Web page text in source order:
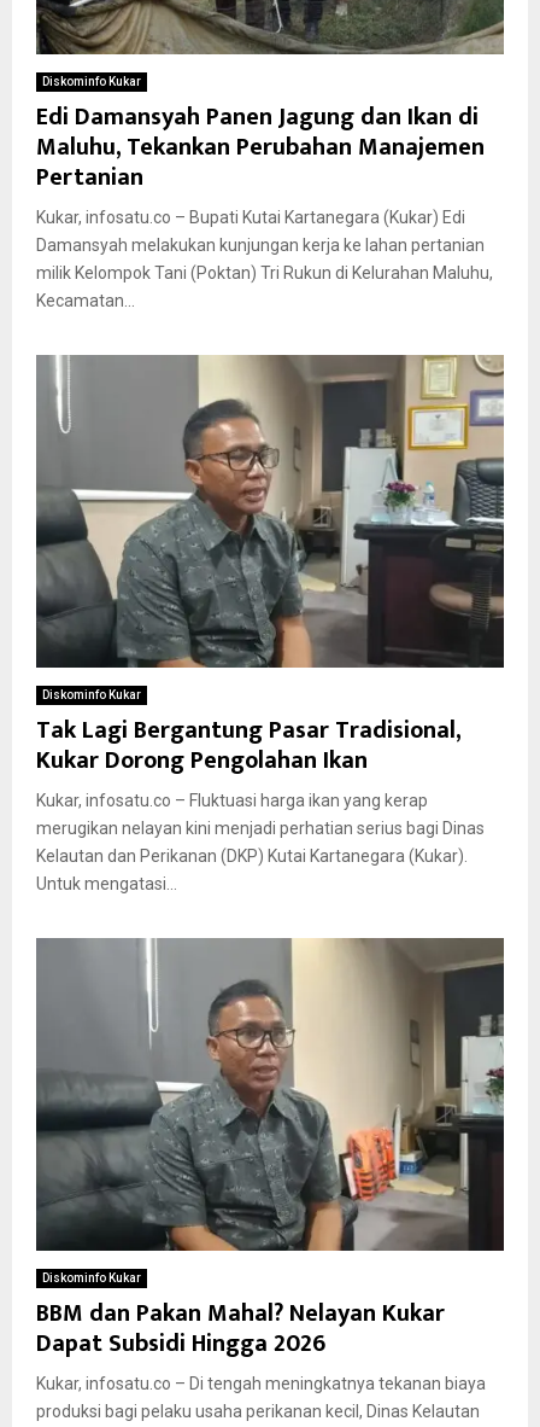
Diskominfo Kukar
Edi Damansyah Panen Jagung dan Ikan di
Maluhu, Tekankan Perubahan Manajemen
Pertanian
Kukar, infosatu.co – Bupati Kutai Kartanegara (Kukar) Edi
Damansyah melakukan kunjungan kerja ke lahan pertanian
milik Kelompok Tani (Poktan) Tri Rukun di Kelurahan Maluhu,
Kecamatan...
Diskominfo Kukar
Tak Lagi Bergantung Pasar Tradisional,
Kukar Dorong Pengolahan Ikan
Kukar, infosatu.co – Fluktuasi harga ikan yang kerap
merugikan nelayan kini menjadi perhatian serius bagi Dinas
Kelautan dan Perikanan (DKP) Kutai Kartanegara (Kukar).
Untuk mengatasi...
Diskominfo Kukar
BBM dan Pakan Mahal? Nelayan Kukar
Dapat Subsidi Hingga 2026
Kukar, infosatu.co – Di tengah meningkatnya tekanan biaya
produksi bagi pelaku usaha perikanan kecil, Dinas Kelautan